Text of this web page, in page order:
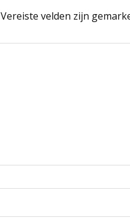
Vereiste velden zijn